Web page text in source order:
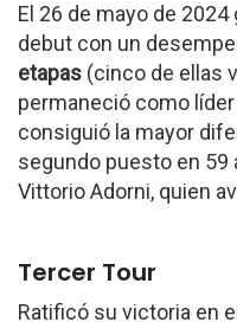
El 26 de mayo de 2024
debut con un
etapas (cinco de ellas
permaneció como
consiguió la mayor
segundo puesto en 59
Vittorio Adorni, quien
Tercer Tour
Ratificó su victoria en